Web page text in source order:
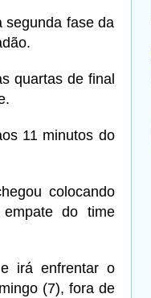
segunda fase da
quartas de final
11 minutos do
colocando
do time
irá enfrentar o
(7), fora de